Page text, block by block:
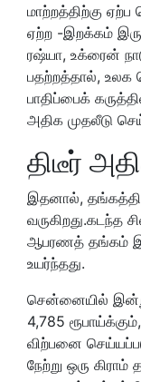
மாற்றத்திற்கு
ஏற்ற -இறக்கம்
ரஷ்யா, உக்ரைன்
பதற்றத்தால், உலக
பாதிப்பைக்
அதிக முதலீடு
திடீர்
இதனால்,
வருகிறது.கடந்த
ஆபரணத் தங்கம்
உயர்ந்தது.
சென்னையில்
4,785
விற்பனை
நேற்று ஒரு